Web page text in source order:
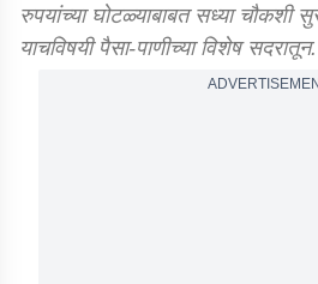
रुपयांच्या घोटळ्याबाबत सध्या चौकशी
याचविषयी पैसा-पाणीच्या विशेष सदरातून.